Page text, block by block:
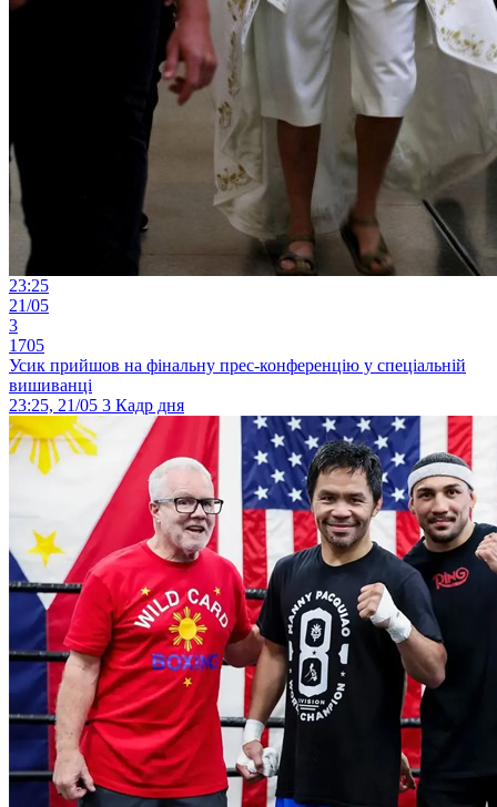
23:25
21/05
3
1705
Усик прийшов на фінальну прес-конференцію у спеціальній
вишиванці
23:25, 21/05 3 Кадр дня